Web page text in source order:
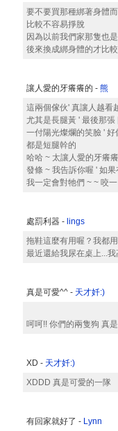
要不要買那種綁著身體
比較不容易掙脫
因為以前我們家那隻也
後來換成綁身體的才比
讓人愛的牙癢癢的 - 熊
這兩個傢伙' 真讓人越看
尤其是長腿黃 ' 最後那張
一付陽光燦爛的笑臉 ' 好
都是短腿幹的
哈哈 ~ 太讓人愛的牙癢
發條 ~ 我告訴你喔 ' 如
我一定會對牠們 ~ ~ 咬
處罰利器 - lings
拖鞋這麼有用喔？我都
最近還給我尿在桌上...
真是可愛^^ - 天才奷:)
呵呵!! 你們的兩隻狗 真
XD - 天才奷:)
XDDD 真是可愛的一隊
有回家就好了 - Lynn